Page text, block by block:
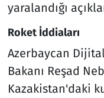
yaralandığı
Roket İddiaları
Azerbaycan
Bakanı Reşad
Kazakistan'daki